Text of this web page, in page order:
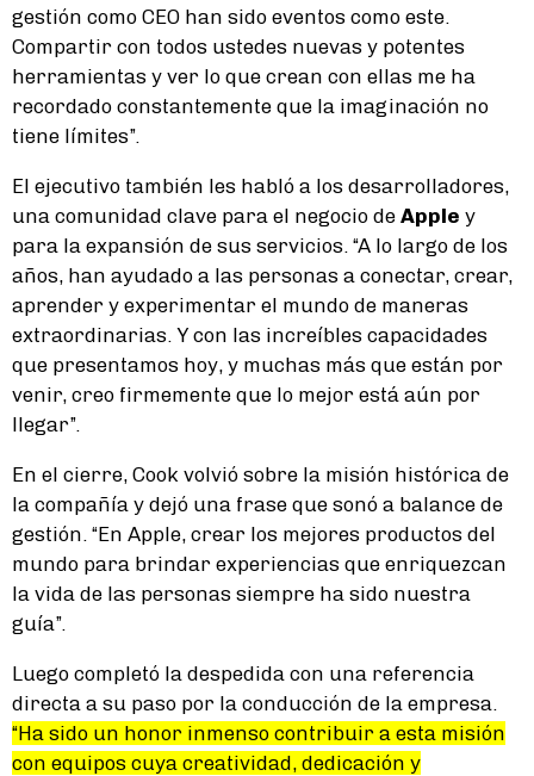
gestión como CEO han sido eventos como este.
Compartir con todos ustedes nuevas y potentes
herramientas y ver lo que crean con ellas me ha
recordado constantemente que la imaginación no
tiene límites”.
El ejecutivo también les habló a los desarrolladores,
una comunidad clave para el negocio de Apple y
para la expansión de sus servicios. “A lo largo de los
años, han ayudado a las personas a conectar, crear,
aprender y experimentar el mundo de maneras
extraordinarias. Y con las increíbles capacidades
que presentamos hoy, y muchas más que están por
venir, creo firmemente que lo mejor está aún por
llegar”.
En el cierre, Cook volvió sobre la misión histórica de
la compañía y dejó una frase que sonó a balance de
gestión. “En Apple, crear los mejores productos del
mundo para brindar experiencias que enriquezcan
la vida de las personas siempre ha sido nuestra
guía”.
Luego completó la despedida con una referencia
directa a su paso por la conducción de la empresa.
“Ha sido un honor inmenso contribuir a esta misión
con equipos cuya creatividad, dedicación y